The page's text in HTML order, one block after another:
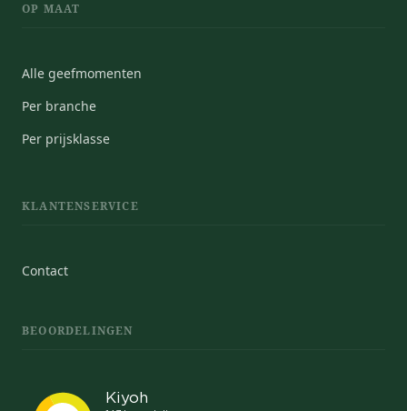
OP MAAT
Alle geefmomenten
Per branche
Per prijsklasse
KLANTENSERVICE
Contact
BEOORDELINGEN